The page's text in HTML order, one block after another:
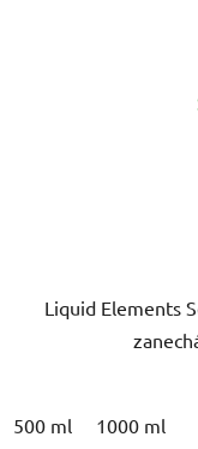
Liquid Elements
500 ml 1000 ml